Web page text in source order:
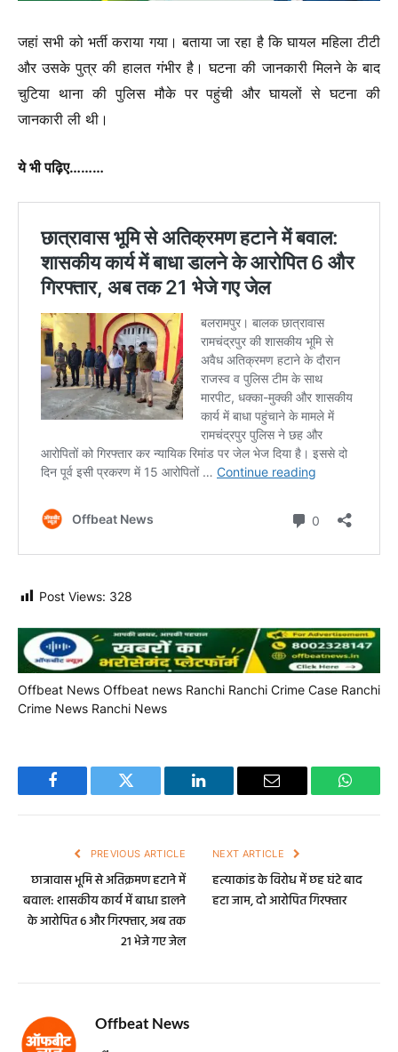
जहां सभी को भर्ती कराया गया। बताया जा रहा है कि घायल महिला टीटी
और उसके पुत्र की हालत गंभीर है। घटना की जानकारी मिलने के बाद
चुटिया थाना की पुलिस मौके पर पहुंची और घायलों से घटना की
जानकारी ली थी।
ये भी पढ़िए………
Post Views: 328
Offbeat News Offbeat news Ranchi Ranchi Crime Case Ranchi
Crime News Ranchi News
Facebook Twitter LinkedIn Email
PREVIOUS ARTICLE
छात्रावास भूमि से अतिक्रमण हटाने में
बवाल: शासकीय कार्य में बाधा डालने
के आरोपित 6 और गिरफ्तार, अब तक
21 भेजे गए जेल
NEXT ARTICLE
हत्याकांड के विरोध में छह घंटे बाद
हटा जाम, दो आरोपित गिरफ्तार
Offbeat News